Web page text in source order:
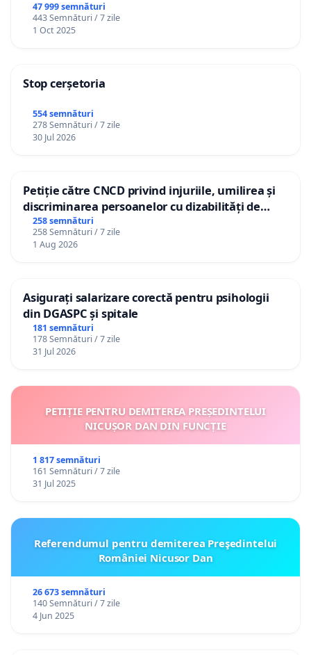
47 999 semnături
443 Semnături / 7 zile
1 Oct 2025
Stop cerșetoria
554 semnături
278 Semnături / 7 zile
30 Jul 2026
Petiție către CNCD privind injuriile, umilirea și
discriminarea persoanelor cu dizabilități de
către utilizatorul TikTok „Gorici”
258 semnături
258 Semnături / 7 zile
1 Aug 2026
Asigurați salarizare corectă pentru psihologii
din DGASPC și spitale
181 semnături
178 Semnături / 7 zile
31 Jul 2026
PETIȚIE PENTRU DEMITEREA PREȘEDINTELUI
NICUȘOR DAN DIN FUNCȚIE
1 817 semnături
161 Semnături / 7 zile
31 Jul 2025
Referendumul pentru demiterea Preşedintelui
României Nicusor Dan
26 673 semnături
140 Semnături / 7 zile
4 Jun 2025